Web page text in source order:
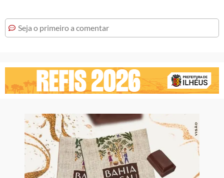
Seja o primeiro a comentar